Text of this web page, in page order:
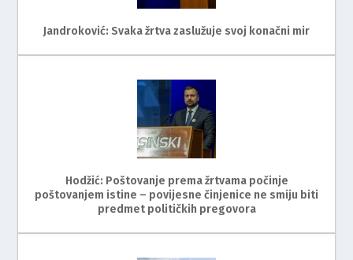
Jandroković: Svaka žrtva zaslužuje svoj konačni mir
Hodžić: Poštovanje prema žrtvama počinje
poštovanjem istine – povijesne činjenice ne smiju biti
predmet političkih pregovora